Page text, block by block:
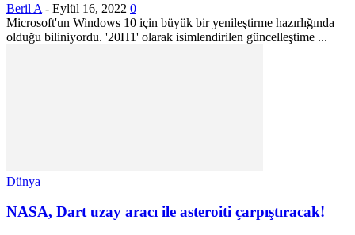
Beril A - Eylül 16, 2022 0
Microsoft'un Windows 10 için büyük bir yenileştirme hazırlığında
olduğu biliniyordu. '20H1' olarak isimlendirilen güncelleştime ...
Dünya
NASA, Dart uzay aracı ile asteroiti çarpıştıracak!